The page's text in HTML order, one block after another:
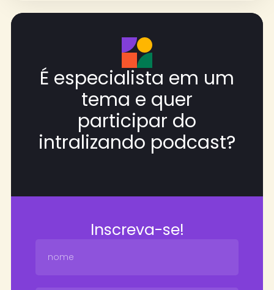
É especialista em um
tema e quer
participar do
intralizando podcast?
Inscreva-se!